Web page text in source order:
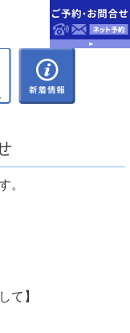
。
て】